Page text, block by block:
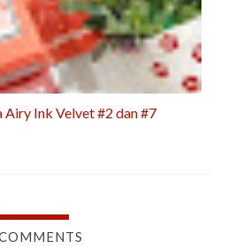
Airy Ink Velvet #2 dan #7